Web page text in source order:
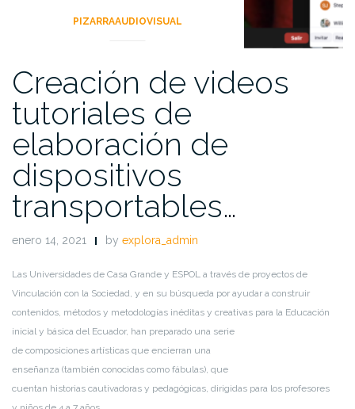
PIZARRAAUDIOVISUAL
Creación de videos
tutoriales de
elaboración de
dispositivos
transportables…
enero 14, 2021 by explora_admin
Las Universidades de Casa Grande y ESPOL a través de proyectos de
Vinculación con la Sociedad, y en su búsqueda por ayudar a construir
contenidos, métodos y metodologías inéditas y creativas para la Educación
inicial y básica del Ecuador, han preparado una serie
de composiciones artísticas que encierran una
enseñanza (también conocidas como fábulas), que
cuentan historias cautivadoras y pedagógicas, dirigidas para los profesores